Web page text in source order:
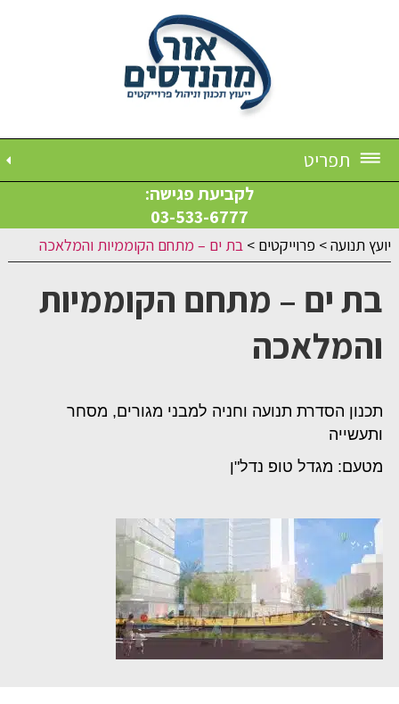
תפריט
לקביעת פגישה:
03-533-6777
יועץ תנועה> פרוייקטים > בת ים – מתחם הקוממיות והמלאכה
בת ים – מתחם הקוממיות
והמלאכה
תכנון הסדרת תנועה וחניה למבני מגורים, מסחר
ותעשייה
מטעם: מגדל טופ נדל"ן